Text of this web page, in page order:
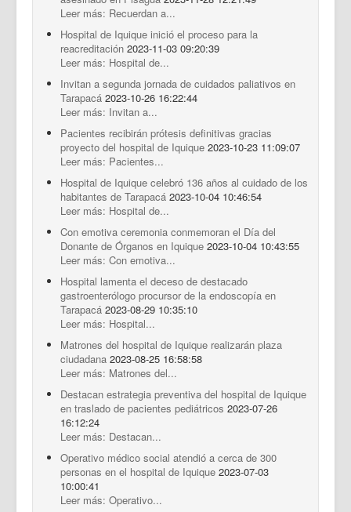
Leer más: Recuerdan a...
Hospital de Iquique inició el proceso para la
reacreditación 2023-11-03 09:20:39
Leer más: Hospital de...
Invitan a segunda jornada de cuidados paliativos en
Tarapacá 2023-10-26 16:22:44
Leer más: Invitan a...
Pacientes recibirán prótesis definitivas gracias
proyecto del hospital de Iquique 2023-10-23 11:09:07
Leer más: Pacientes...
Hospital de Iquique celebró 136 años al cuidado de los
habitantes de Tarapacá 2023-10-04 10:46:54
Leer más: Hospital de...
Con emotiva ceremonia conmemoran el Día del
Donante de Órganos en Iquique 2023-10-04 10:43:55
Leer más: Con emotiva...
Hospital lamenta el deceso de destacado
gastroenterólogo procursor de la endoscopía en
Tarapacá 2023-08-29 10:35:10
Leer más: Hospital...
Matrones del hospital de Iquique realizarán plaza
ciudadana 2023-08-25 16:58:58
Leer más: Matrones del...
Destacan estrategia preventiva del hospital de Iquique
en traslado de pacientes pediátricos 2023-07-26
16:12:24
Leer más: Destacan...
Operativo médico social atendió a cerca de 300
personas en el hospital de Iquique 2023-07-03
10:00:41
Leer más: Operativo...